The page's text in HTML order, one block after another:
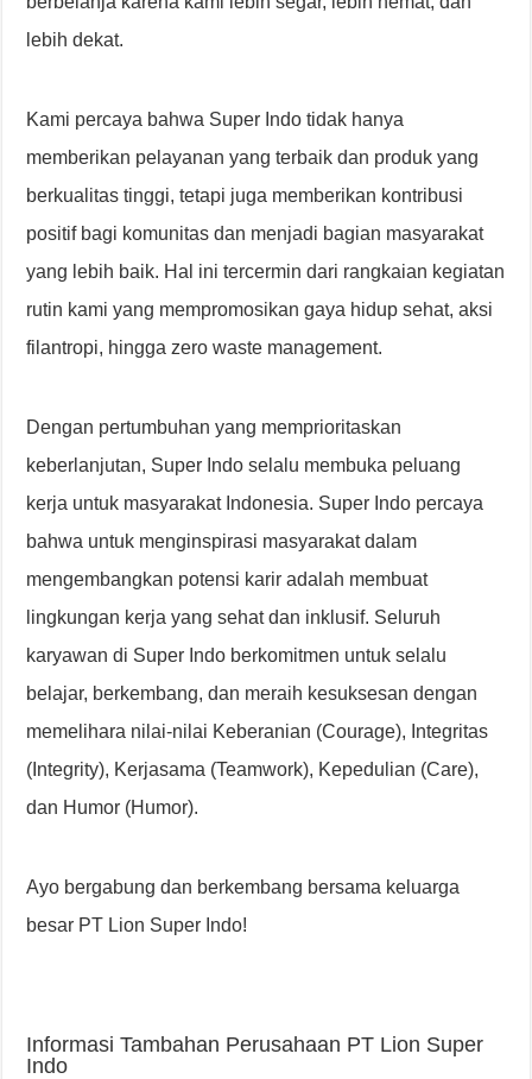
lebih dekat.
Kami percaya bahwa Super Indo tidak hanya
memberikan pelayanan yang terbaik dan produk yang
berkualitas tinggi, tetapi juga memberikan kontribusi
positif bagi komunitas dan menjadi bagian masyarakat
yang lebih baik. Hal ini tercermin dari rangkaian kegiatan
rutin kami yang mempromosikan gaya hidup sehat, aksi
filantropi, hingga zero waste management.
Dengan pertumbuhan yang memprioritaskan
keberlanjutan, Super Indo selalu membuka peluang
kerja untuk masyarakat Indonesia. Super Indo percaya
bahwa untuk menginspirasi masyarakat dalam
mengembangkan potensi karir adalah membuat
lingkungan kerja yang sehat dan inklusif. Seluruh
karyawan di Super Indo berkomitmen untuk selalu
belajar, berkembang, dan meraih kesuksesan dengan
memelihara nilai-nilai Keberanian (Courage), Integritas
(Integrity), Kerjasama (Teamwork), Kepedulian (Care),
dan Humor (Humor).
Ayo bergabung dan berkembang bersama keluarga
besar PT Lion Super Indo!
Informasi Tambahan Perusahaan PT Lion Super
Indo